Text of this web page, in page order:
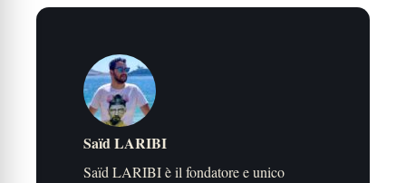
Saïd LARIBI
Saïd LARIBI è il fondatore e unico